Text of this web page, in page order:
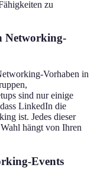
zu
Networking-
Vorhaben in
sind nur einige
LinkedIn die
ist. Jedes dieser
hängt von Ihren
Events